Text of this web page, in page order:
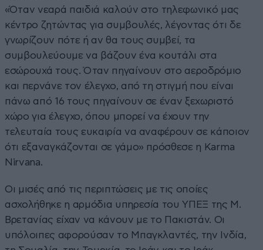
«Όταν νεαρά παιδιά καλούν στο τηλεφωνικό μας
κέντρο ζητώντας για συμβουλές, λέγοντας ότι δε
γνωρίζουν πότε ή αν θα τους συμβεί, τα
συμβουλεύουμε να βάζουν ένα κουτάλι στα
εσώρουχά τους. Όταν πηγαίνουν στο αεροδρόμιο
και περνάνε τον έλεγχο, από τη στιγμή που είναι
πάνω από 16 τους πηγαίνουν σε έναν ξεχωριστό
χώρο για έλεγχο, όπου μπορεί να έχουν την
τελευταία τους ευκαιρία να αναφέρουν σε κάποιον
ότι εξαναγκάζονται σε γάμο» πρόσθεσε η Karma
Nirvana.
Οι μισές από τις περιπτώσεις με τις οποίες
ασχολήθηκε η αρμόδια υπηρεσία του ΥΠΕΞ της Μ.
Βρετανίας είχαν να κάνουν με το Πακιστάν. Οι
υπόλοιπες αφορούσαν το Μπαγκλαντές, την Ινδία,